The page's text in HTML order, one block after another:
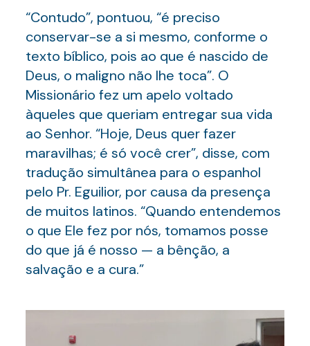
“Contudo”, pontuou, “é preciso
conservar-se a si mesmo, conforme o
texto bíblico, pois ao que é nascido de
Deus, o maligno não lhe toca”. O
Missionário fez um apelo voltado
àqueles que queriam entregar sua vida
ao Senhor. “Hoje, Deus quer fazer
maravilhas; é só você crer”, disse, com
tradução simultânea para o espanhol
pelo Pr. Eguilior, por causa da presença
de muitos latinos. “Quando entendemos
o que Ele fez por nós, tomamos posse
do que já é nosso — a bênção, a
salvação e a cura.”